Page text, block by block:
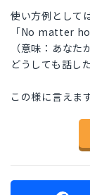
使い方例として
「No matter
（意味：あな
どうしても話し
この様に言えま